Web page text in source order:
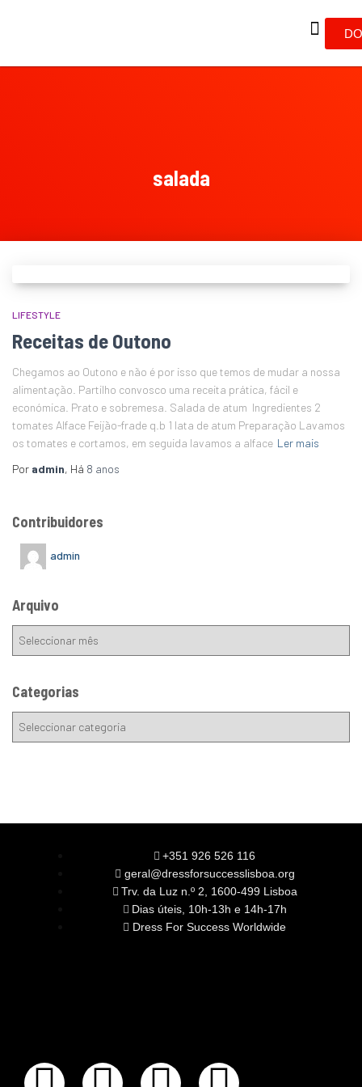
salada
LIFESTYLE
Receitas de Outono
Chegamos ao Outono e não é por isso que temos de mudar a nossa
alimentação. Partilho convosco uma receita prática, fácil e
económica. Prato e sobremesa. Salada de atum Ingredientes 2
tomates Alface Feijão-frade q.b 1 lata de atum Preparação Lavamos
os tomates e cortamos, em seguida lavamos a alface Ler mais
Por admin, Há 8 anos
Contribuidores
admin
Arquivo
Categorias
+351 926 526 116
geral@dressforsuccesslisboa.org
Trv. da Luz n.º 2, 1600-499 Lisboa
Dias úteis, 10h-13h e 14h-17h
Dress For Success Worldwide